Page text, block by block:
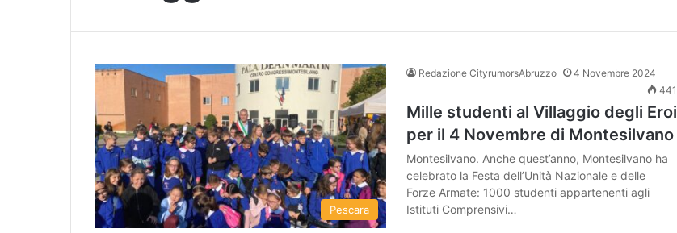
Pescara
Redazione CityrumorsAbruzzo
4 Novembre 2024
441
Mille studenti al Villaggio degli Eroi
per il 4 Novembre di Montesilvano
Montesilvano. Anche quest’anno, Montesilvano ha
celebrato la Festa dell’Unità Nazionale e delle
Forze Armate: 1000 studenti appartenenti agli
Istituti Comprensivi…